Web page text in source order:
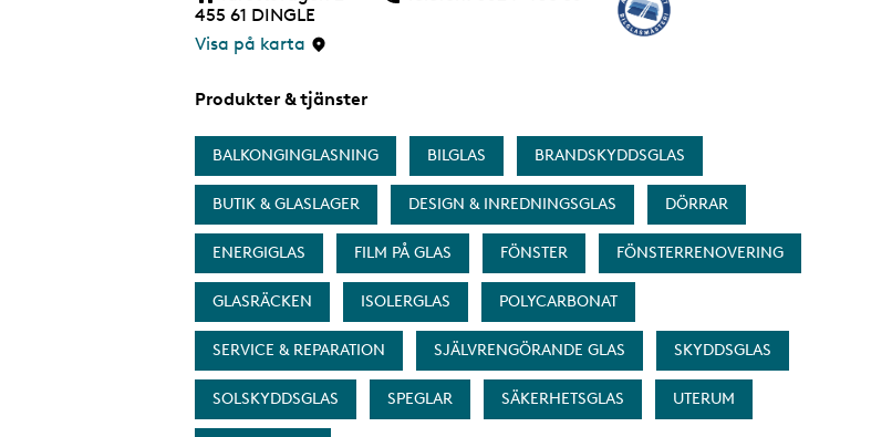
s
i
455 61 DINGLE
Visa på karta
Produkter & tjänster
BALKONGINGLASNING BILGLAS BRANDSKYDDSGLAS
BUTIK & GLASLAGER DESIGN & INREDNINGSGLAS DÖRRAR
ENERGIGLAS FILM PÅ GLAS FÖNSTER FÖNSTERRENOVERING
GLASRÄCKEN ISOLERGLAS POLYCARBONAT
SERVICE & REPARATION SJÄLVRENGÖRANDE GLAS SKYDDSGLAS
SOLSKYDDSGLAS SPEGLAR SÄKERHETSGLAS UTERUM